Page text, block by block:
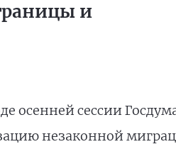
и
осенней сессии
незаконной